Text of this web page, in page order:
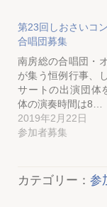
第23回しおさいコ
合唱団募集
南房総の合唱団・
が集う恒例行事、
サートの出演団体
体の演奏時間は8…
2019年2月22日
参加者募集
カテゴリー： 参